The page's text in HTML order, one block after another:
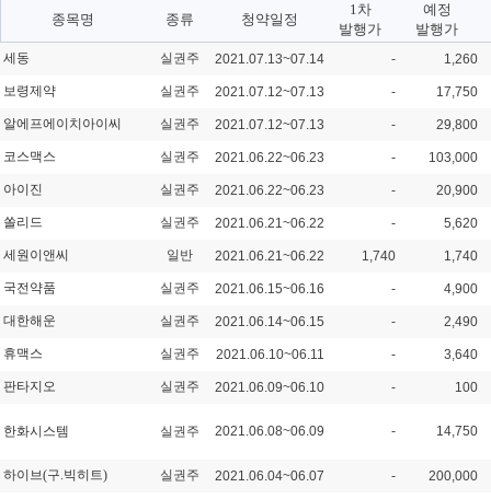
종목명 종류 청약일정
1차
발행가
예정
발행가
세동 실권주 2021.07.13~07.14 - 1,260
보령제약 실권주 2021.07.12~07.13 - 17,750
알에프에이치아이씨 실권주 2021.07.12~07.13 - 29,800
코스맥스 실권주 2021.06.22~06.23 - 103,000
아이진 실권주 2021.06.22~06.23 - 20,900
쏠리드 실권주 2021.06.21~06.22 - 5,620
세원이앤씨 일반 2021.06.21~06.22 1,740 1,740
국전약품 실권주 2021.06.15~06.16 - 4,900
대한해운 실권주 2021.06.14~06.15 - 2,490
휴맥스 실권주 2021.06.10~06.11 - 3,640
판타지오 실권주 2021.06.09~06.10 - 100
한화시스템 실권주 2021.06.08~06.09 - 14,750
하이브(구.빅히트) 실권주 2021.06.04~06.07 - 200,000